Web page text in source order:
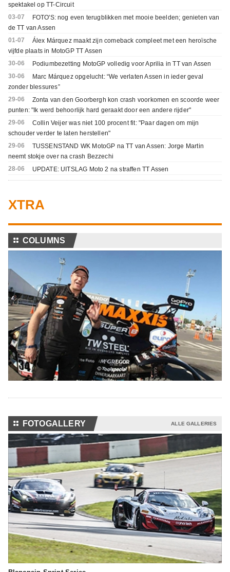
spektakel op TT-Circuit
03-07
FOTO'S: nog even terugblikken met mooie beelden; genieten van
de TT van Assen
01-07
Álex Márquez maakt zijn comeback compleet met een heroïsche
vijfde plaats in MotoGP TT Assen
30-06
Podiumbezetting MotoGP volledig voor Aprilia in TT van Assen
30-06
Marc Márquez opgelucht: “We verlaten Assen in ieder geval
zonder blessures”
29-06
Zonta van den Goorbergh kon crash voorkomen en scoorde weer
punten: "Ik werd behoorlijk hard geraakt door een andere rijder"
29-06
Collin Veijer was niet 100 procent fit: "Paar dagen om mijn
schouder verder te laten herstellen"
29-06
TUSSENSTAND WK MotoGP na TT van Assen: Jorge Martin
neemt stokje over na crash Bezzechi
28-06
UPDATE: UITSLAG Moto 2 na straffen TT Assen
XTRA
⚏ COLUMNS
⚏ FOTOGALLERY ALLE GALLERIES